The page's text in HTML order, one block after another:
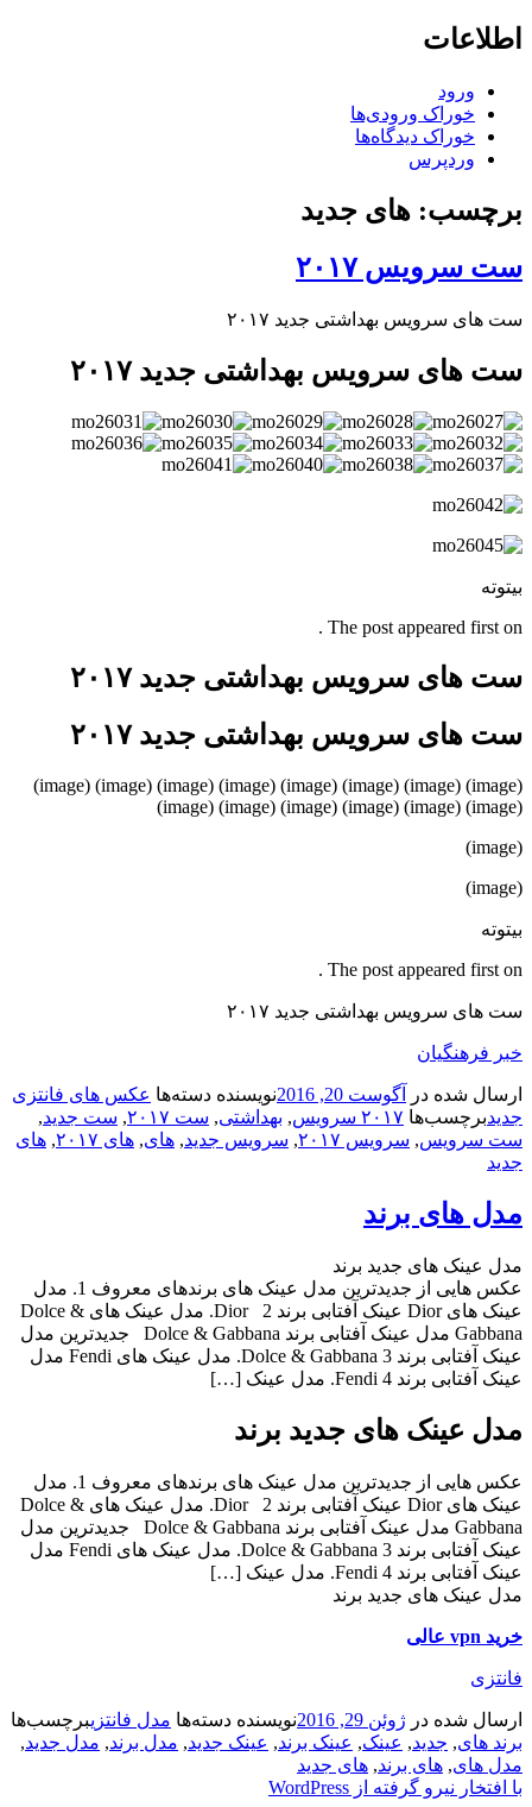
اطلاعات
ورود
خوراک ورودی‌ها
خوراک دیدگاه‌ها
وردپرس
برچسب: های جدید
ست سرویس ۲۰۱۷
ست های سرویس بهداشتی جدید ۲۰۱۷
ست های سرویس بهداشتی جدید ۲۰۱۷
بیتوته
The post appeared first on .
ست های سرویس بهداشتی جدید ۲۰۱۷
ست های سرویس بهداشتی جدید ۲۰۱۷
(image) (image) (image) (image) (image) (image) (image) (image)
(image) (image) (image) (image) (image) (image)
(image)
(image)
بیتوته
The post appeared first on .
ست های سرویس بهداشتی جدید ۲۰۱۷
خبر فرهنگیان
ارسال شده در آگوست 20, 2016 نویسنده دسته‌ها عکس های فانتزی
جدیدبرچسب‌ها ۲۰۱۷ سرویس , بهداشتی, ست ۲۰۱۷ , ست جدید,
ست سرویس, سرویس ۲۰۱۷ , سرویس جدید, های, های ۲۰۱۷ , های
جدید
مدل های برند
مدل عینک های جدید برند
عکس هایی از جدیدترین مدل عینک های برندهای معروف 1. مدل
عینک های Dior عینک آفتابی برند Dior 2. مدل عینک های Dolce &
Gabbana مدل عینک آفتابی برند Dolce & Gabbana جدیدترین مدل
عینک آفتابی برند Dolce & Gabbana 3. مدل عینک های Fendi مدل
عینک آفتابی برند Fendi 4. مدل عینک […]
مدل عینک های جدید برند
عکس هایی از جدیدترین مدل عینک های برندهای معروف 1. مدل
عینک های Dior عینک آفتابی برند Dior 2. مدل عینک های Dolce &
Gabbana مدل عینک آفتابی برند Dolce & Gabbana جدیدترین مدل
عینک آفتابی برند Dolce & Gabbana 3. مدل عینک های Fendi مدل
عینک آفتابی برند Fendi 4. مدل عینک […]
مدل عینک های جدید برند
خرید vpn عالی
فانتزی
ارسال شده در ژوئن 29, 2016 نویسنده دسته‌ها مدل فانتزیبرچسب‌ها
برند های, جدید, عینک, عینک برند, عینک جدید, مدل برند, مدل جدید,
مدل های, های برند, های جدید
با افتخار نیرو گرفته از WordPress